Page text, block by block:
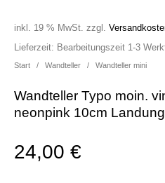
Poster&Notizbücher
für den Kopf
Start / Wandteller / Wandteller mini
Wandteller Typo moin.
neonpink 10cm
24,00€
inkl. 19 % MwSt. zzgl.
Lieferzeit: Bearbeitungszeit 1-3